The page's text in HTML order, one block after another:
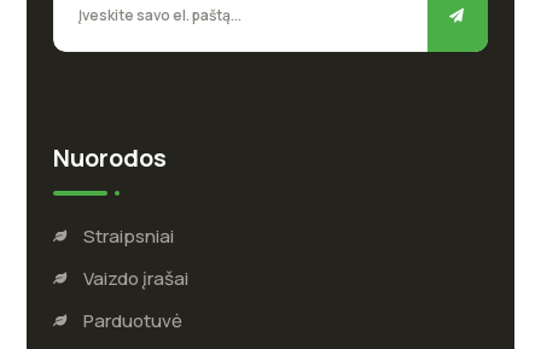
Nuorodos
Straipsniai
Vaizdo įrašai
Parduotuvė